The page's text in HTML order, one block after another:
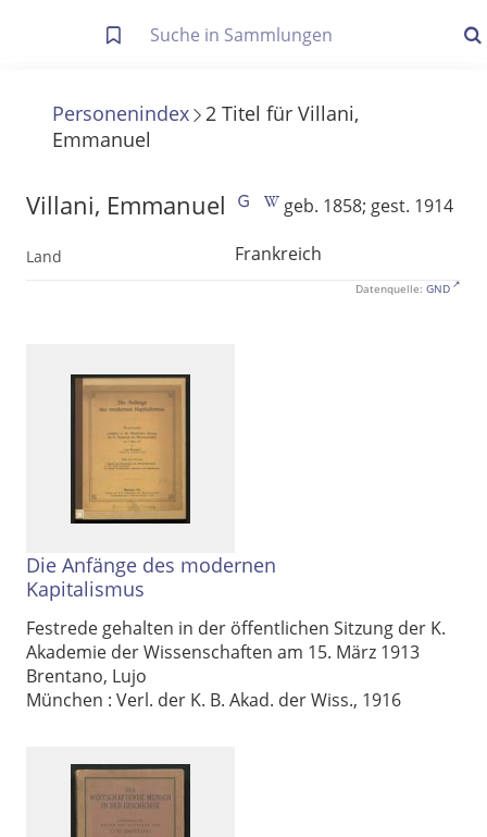
Letzte Trefferliste
Die letzte Trefferliste besteht aus Ihrer letzten Suche, samt
Anzeigen
Info zu Suchanfragen
Personenindex 2 Titel für Villani,
Emmanuel
Villani, Emmanuel geb. 1858; gest. 1914
Land Frankreich
Datenquelle: GND
Die Anfänge des modernen
Kapitalismus
Festrede gehalten in der öffentlichen Sitzung der K.
Akademie der Wissenschaften am 15. März 1913
Brentano, Lujo
München : Verl. der K. B. Akad. der Wiss., 1916